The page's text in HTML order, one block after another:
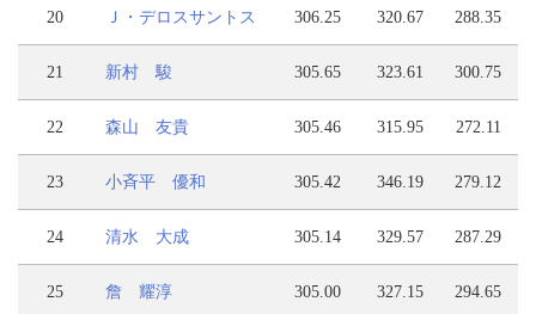
20 Ｊ・デロスサントス 306.25 320.67 288.35
21 新村 駿 305.65 323.61 300.75
22 森山 友貴 305.46 315.95 272.11
23 小斉平 優和 305.42 346.19 279.12
24 清水 大成 305.14 329.57 287.29
25 詹 耀淳 305.00 327.15 294.65